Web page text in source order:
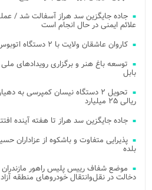
جاده جایگزین سد هراز آسفالت شد /
علائم ایمنی در حال انجام است
کاروان عاشقان ولایت با ۲ دستگاه اتوبوس از بلده راهی تهران شد
بابل
تحویل ۲ دستگاه نیسان کمپرسی به
ریالی ۲۵ میلیارد
جاده جایگزین سد هراز تا هفته آینده
بلده
موضع شفاف رییس پلیس راهور مازندران
دخالت در نقل‌وانتقال خودروهای منطقه